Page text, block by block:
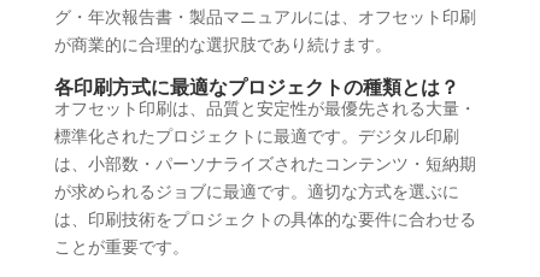
グ・年次報告書・製品マニュアルには、オフセット印刷
が商業的に合理的な選択肢であり続けます。
各印刷方式に最適なプロジェクトの種類とは？
オフセット印刷は、品質と安定性が最優先される大量・
標準化されたプロジェクトに最適です。デジタル印刷
は、小部数・パーソナライズされたコンテンツ・短納期
が求められるジョブに最適です。適切な方式を選ぶに
は、印刷技術をプロジェクトの具体的な要件に合わせる
ことが重要です。